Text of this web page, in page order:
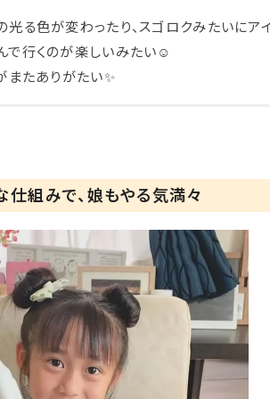
る色が変わったり、スゴロクみたいにア
で行くのが楽しいみたい☺️
またありがたい✨
仕組みで、娘もやる気満々